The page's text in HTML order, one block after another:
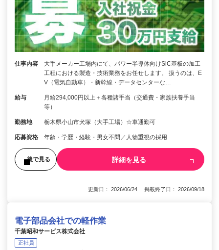
仕事内容
大手メーカー工場内にて、パワー半導体向けSiC基板の加工
工程における製造・技術業務をお任せします。 扱うのは、E
V（電気自動車）・新幹線・データセンターな…
給与
月給294,000円以上＋各種諸手当（交通費・家族扶養手当
等）
勤務地 栃木県小山市犬塚（大手工場）☆車通勤可
応募資格 年齢・学歴・経験・男⼥不問／⼈物重視の採⽤
後で見る 詳細を見る
更新日： 2026/06/24 掲載終了日： 2026/09/18
電子部品会社での軽作業
千葉昭和サービス株式会社
正社員